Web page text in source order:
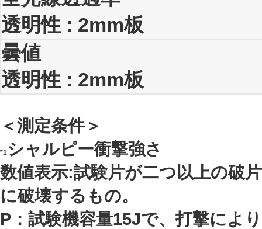
透明性 : 2mm板
曇値
透明性 : 2mm板
＜測定条件＞
*1 シャルピー衝撃強さ
数値表示:試験片が二つ以上の破片
に破壊するもの。
P：試験機容量15Jで、打撃により